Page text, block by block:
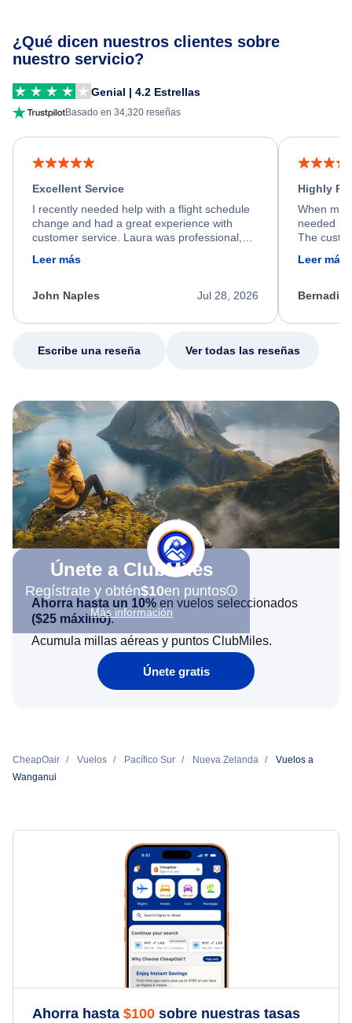
¿Qué dicen nuestros clientes sobre
nuestro servicio?
Genial | 4.2 Estrellas
Basado en 34,320 reseñas
Excellent Service
I recently needed help with a flight schedule
change and had a great experience with
customer service. Laura was professional,
friendly, and very helpful throughout the
process. She quickly found a solution and
appreciate her excellent service.
Leer más
Jul 28, 2026
John Naples
Highly
When my
needed
The
calm,
my issue.
Leer más
Escribe una reseña Ver todas las reseñas
Únete a ClubMiles
Regístrate y obtén$10en puntos
Más información
Ahorra hasta un 10% en vuelos seleccionados
($25 máximo).
Acumula millas aéreas y puntos ClubMiles.
Únete gratis
CheapOair Vuelos Pacífico Sur Nueva Zelanda
Vuelos a
Wanganui
Ahorra hasta $100 sobre nuestras tasas